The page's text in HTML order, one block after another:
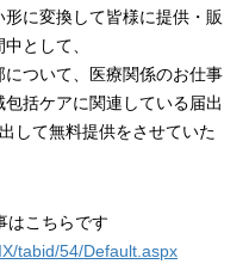
に変換して皆様に提供・販
として、
ついて、医療関係のお仕事
括ケアに関連している届出
して無料提供をさせていた
はこちらです
tabid/54/Default.aspx